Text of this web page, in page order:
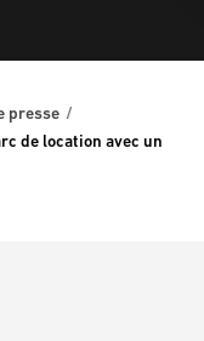
presse
de location avec un